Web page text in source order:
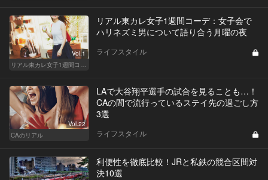
Vol.1
リアル東カレ女子1週間コーデ
リアル東カレ女子1週間コーデ：女子会で
ハリネズミ男について語り合う月曜の夜
ライフスタイル
Vol.22
CAのリアル
LAで大谷翔平選手の試合を見ることも…！
CAの間で流行っているステイ先の過ごし方
3選
ライフスタイル
利便性を徹底比較！JRと私鉄の競合区間対
決10選